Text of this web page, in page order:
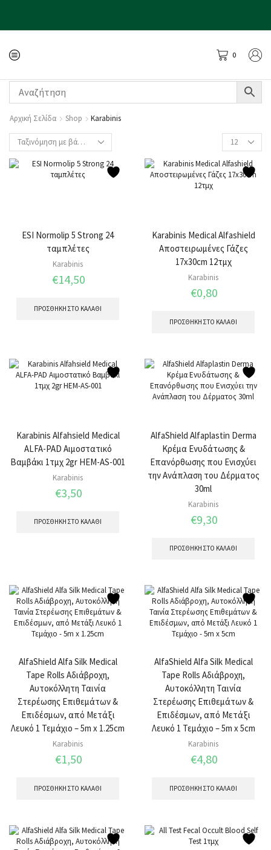
0
Αρχική Σελίδα Shop Karabinis
ESI Normolip 5 Strong 24
ταμπλέτες
Karabinis
€14,50
ΠΡΟΣΘΉΚΗ ΣΤΟ ΚΑΛΆΘΙ
Karabinis Medical Alfashield
Αποστειρωμένες Γάζες
17x30cm 12τμχ
Karabinis
€0,80
ΠΡΟΣΘΉΚΗ ΣΤΟ ΚΑΛΆΘΙ
Karabinis Alfahsield Medical
ALFA-PAD Αιμοστατικό
Βαμβάκι 1τμχ 2gr HEM-AS-001
Karabinis
€3,50
ΠΡΟΣΘΉΚΗ ΣΤΟ ΚΑΛΆΘΙ
AlfaShield Alfaplastin Derma
Κρέμα Ενυδάτωσης &
Επανόρθωσης που Ενισχύει
την Ανάπλαση του Δέρματος
30ml
Karabinis
€9,30
ΠΡΟΣΘΉΚΗ ΣΤΟ ΚΑΛΆΘΙ
AlfaShield Alfa Silk Medical
Tape Rolls Αδιάβροχη,
Αυτοκόλλητη Ταινία
Στερέωσης Επιθεμάτων &
Επιδέσμων, από Μετάξι
Λευκό 1 Τεμάχιο – 5m x 1.25cm
Karabinis
€1,50
ΠΡΟΣΘΉΚΗ ΣΤΟ ΚΑΛΆΘΙ
AlfaShield Alfa Silk Medical
Tape Rolls Αδιάβροχη,
Αυτοκόλλητη Ταινία
Στερέωσης Επιθεμάτων &
Επιδέσμων, από Μετάξι
Λευκό 1 Τεμάχιο – 5m x 5cm
Karabinis
€4,80
ΠΡΟΣΘΉΚΗ ΣΤΟ ΚΑΛΆΘΙ